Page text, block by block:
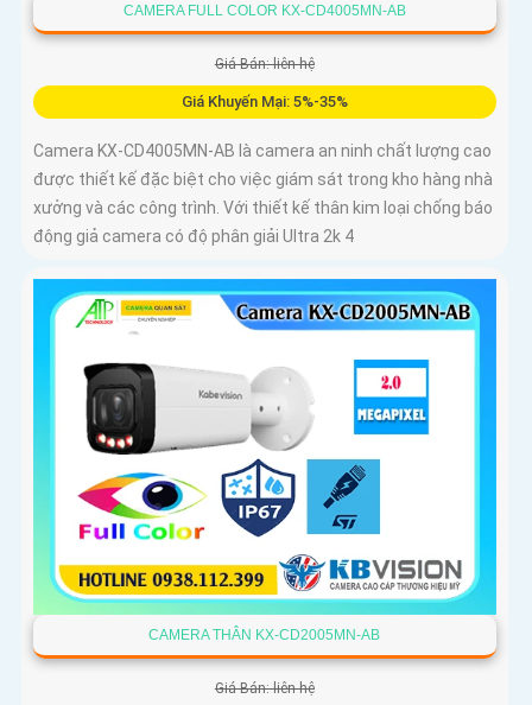
CAMERA FULL COLOR KX-CD4005MN-AB
Giá Bán: liên hệ
Giá Khuyến Mại: 5%-35%
Camera KX-CD4005MN-AB là camera an ninh chất lượng cao
được thiết kế đặc biệt cho việc giám sát trong kho hàng nhà
xưởng và các công trình. Với thiết kế thân kim loại chống báo
động giả camera có độ phân giải Ultra 2k 4
CAMERA THÂN KX-CD2005MN-AB
Giá Bán: liên hệ